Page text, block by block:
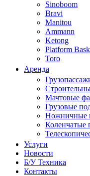
Sinoboom
Bravi
Manitou
Ammann
Ketong
Platform
Toro
Аренда
Мачтовые
Грузовые
Ножничные
Коленчатые
Услуги
Новости
Б/У Техника
Контакты